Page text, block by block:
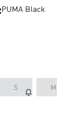
PUMA Black
S M